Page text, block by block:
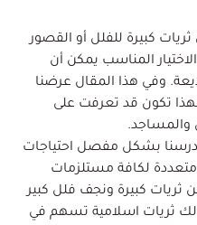
كبيرة للفلل أو القصور
المناسب يمكن أن
وفي هذا المقال عرضنا
تكون قد تعرفت على
والمساجد.
درسنا بشكل مفصل احتياجات
متعددة لكافة مستلزمات
ثريات كبيرة ونجف فلل كبير
ثريات اسلامية تسهم في